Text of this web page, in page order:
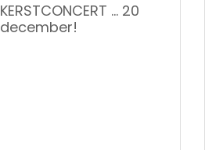
KERSTCONCERT … 20
december!